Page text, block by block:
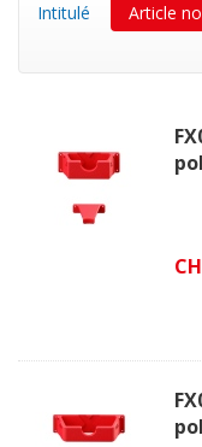
Intitulé Article